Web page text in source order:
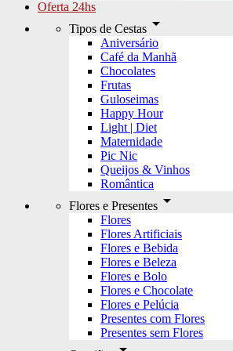
Oferta 24hs
Tipos de Cestas arrow_drop_down
Aniversário
Café da Manhã
Chocolates
Frutas
Guloseimas
Happy Hour
Light | Diet
Maternidade
Pic Nic
Queijos & Vinhos
Romântica
Flores e Presentes arrow_drop_down
Flores
Flores Artificiais
Flores e Bebida
Flores e Beleza
Flores e Bolo
Flores e Chocolate
Flores e Pelúcia
Presentes com Flores
Presentes sem Flores